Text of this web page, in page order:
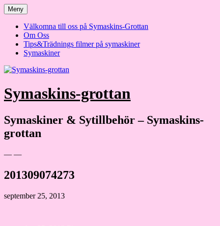
Hoppa
till
innehåll
Meny
Välkomna till oss på Symaskins-Grottan
Om Oss
Tips&Trädnings filmer på symaskiner
Symaskiner
Symaskins-grottan
Symaskiner & Sytillbehör – Symaskins-
grottan
— —
201309074273
september 25, 2013